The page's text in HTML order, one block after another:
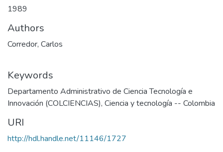
1989
Authors
Corredor, Carlos
Keywords
Departamento Administrativo de Ciencia Tecnología e
Innovación (COLCIENCIAS), Ciencia y tecnología -- Colombia
URI
http://hdl.handle.net/11146/1727